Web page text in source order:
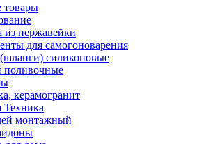
товары
из нержавейки
для самогоноварения
силиконовые
керамогранит
Техника
монтажный